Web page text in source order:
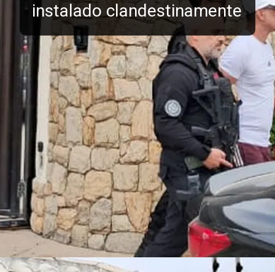
instalado clandestinamente